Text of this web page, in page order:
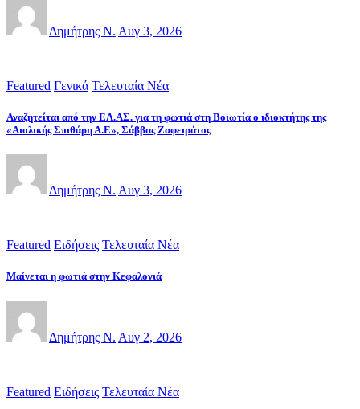
Δημήτρης Ν. Αυγ 3, 2026
Featured Γενικά Τελευταία Νέα
Αναζητείται από την ΕΛ.ΑΣ. για τη φωτιά στη Βοιωτία ο ιδιοκτήτης της
«Αιολικής Σπιθάρη Α.Ε», Σάββας Ζαφειράτος
Δημήτρης Ν. Αυγ 3, 2026
Featured Ειδήσεις Τελευταία Νέα
Μαίνεται η φωτιά στην Κεφαλονιά
Δημήτρης Ν. Αυγ 2, 2026
Featured Ειδήσεις Τελευταία Νέα